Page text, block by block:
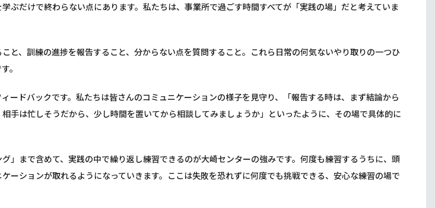
ぶだけで終わらない点にあります。私たちは、事業所で過ごす時間すべてが「実践の場」だと考えていま
と、訓練の進捗を報告すること、分からない点を質問すること。これら日常の何気ないやり取りの一つひ
。
ードバックです。私たちは皆さんのコミュニケーションの様子を見守り、「報告する時は、まず結論から
手は忙しそうだから、少し時間を置いてから相談してみましょうか」といったように、その場で具体的に
」まで含めて、実践の中で繰り返し練習できるのが大崎センターの強みです。何度も練習するうちに、頭
ーションが取れるようになっていきます。ここは失敗を恐れずに何度でも挑戦できる、安心な練習の場で